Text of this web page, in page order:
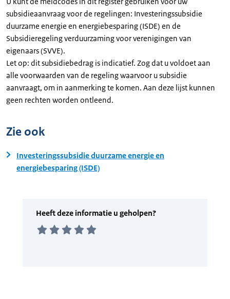
subsidieaanvraag voor de regelingen: Investeringssubsidie
duurzame energie en energiebesparing (ISDE) en de
Subsidieregeling verduurzaming voor verenigingen van
eigenaars (SVVE).
Let op: dit subsidiebedrag is indicatief. Zog dat u voldoet aan
alle voorwaarden van de regeling waarvoor u subsidie
aanvraagt, om in aanmerking te komen. Aan deze lijst kunnen
geen rechten worden ontleend.
Zie ook
Investeringssubsidie duurzame energie en
energiebesparing (ISDE)